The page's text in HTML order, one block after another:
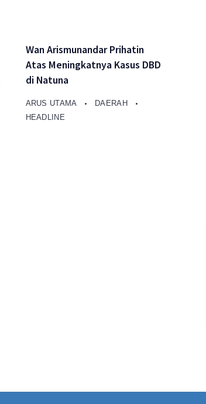
Wan Arismunandar Prihatin
Atas Meningkatnya Kasus DBD
di Natuna
ARUS UTAMA
DAERAH
HEADLINE